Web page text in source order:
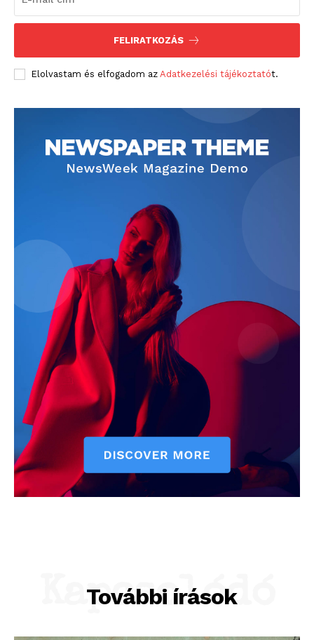
FELIRATKOZÁS
Elolvastam és elfogadom az Adatkezelési tájékoztatót.
További írások
Kapcsolódó